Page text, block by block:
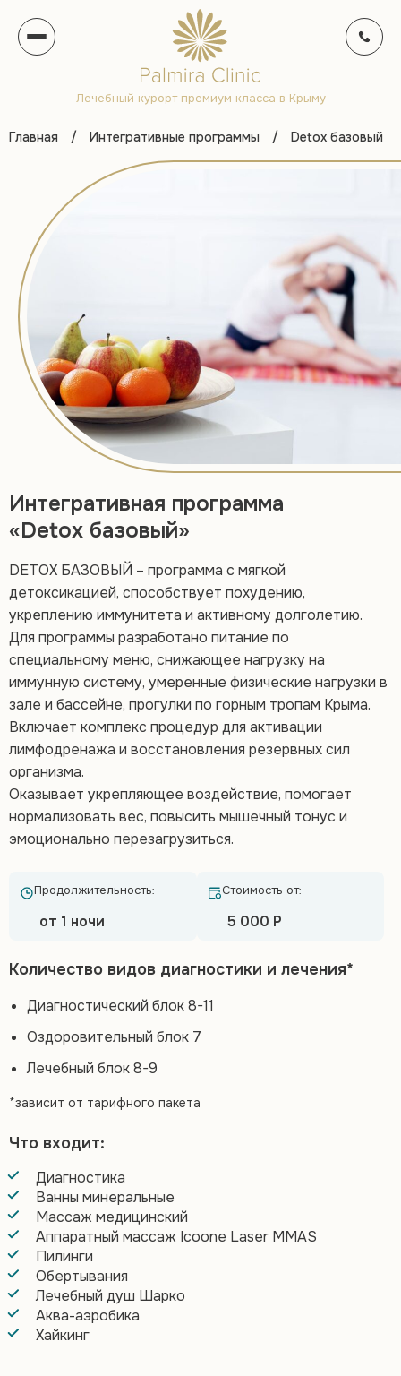
Лечебный курорт премиум класса в Крыму
Главная / Интегративные программы / Detox базовый
Интегративная программа
«Detox базовый»
DETOX БАЗОВЫЙ – программа с мягкой
детоксикацией, способствует похудению,
укреплению иммунитета и активному долголетию.
Для программы разработано питание по
специальному меню, снижающее нагрузку на
иммунную систему, умеренные физические нагрузки в
зале и бассейне, прогулки по горным тропам Крыма.
Включает комплекс процедур для активации
лимфодренажа и восстановления резервных сил
организма.
Оказывает укрепляющее воздействие, помогает
нормализовать вес, повысить мышечный тонус и
эмоционально перезагрузиться.
Продолжительность:
от 1 ночи
Стоимость от:
5 000 Р
Количество видов диагностики и лечения*
Диагностический блок 8-11
Оздоровительный блок 7
Лечебный блок 8-9
*зависит от тарифного пакета
Что входит:
Диагностика
Ванны минеральные
Массаж медицинский
Аппаратный массаж Icoone Laser MMAS
Пилинги
Обертывания
Лечебный душ Шарко
Аква-аэробика
Хайкинг